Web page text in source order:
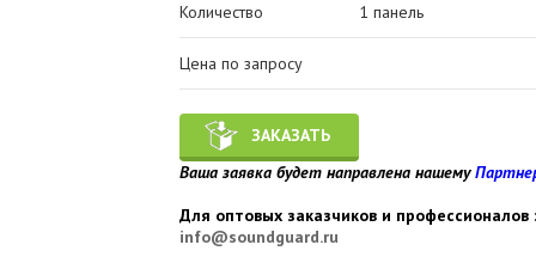
Количество 1 панель
Цена по запросу
ЗАКАЗАТЬ
Ваша заявка будет направлена нашему
Для оптовых заказчиков и
info@soundguard.ru